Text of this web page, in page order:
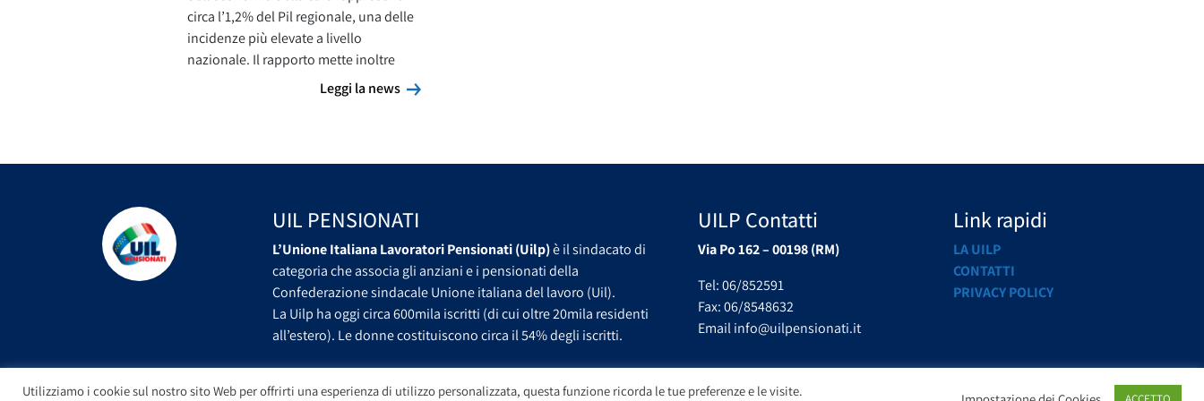
circa l’1,2% del Pil regionale, una delle
incidenze più elevate a livello
nazionale. Il rapporto mette inoltre
Leggi la news
Leggi la news
UIL PENSIONATI
L’Unione Italiana Lavoratori Pensionati (Uilp)è il sindacato di
categoria che associa gli anziani e i pensionati della
Confederazione sindacale Unione italiana del lavoro (Uil).
La Uilp ha oggi circa 600mila iscritti (di cui oltre 20mila residenti
all’estero). Le donne costituiscono circa il 54% degli iscritti.
UILP Contatti
Via Po 162 – 00198 (RM)
Tel: 06/852591
Fax: 06/8548632
Email info@uilpensionati.it
Link rapidi
LA UILP
CONTATTI
PRIVACY POLICY
Utilizziamo i cookie sul nostro sito Web per offrirti una esperienza di utilizzo personalizzata, questa funzione ricorda le tue preferenze e le visite.